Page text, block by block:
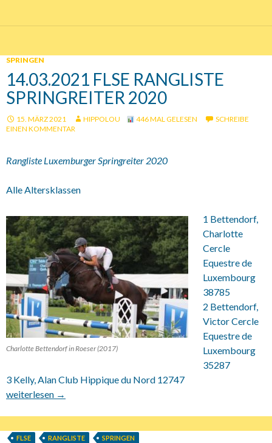
SPRINGEN
14.03.2021 FLSE RANGLISTE
SPRINGREITER 2020
15. MÄRZ 2021 HIPPOLOU 446 MAL GELESEN
SCHREIBE
EINEN KOMMENTAR
Rangliste Luxemburger Springreiter 2020
Alle Altersklassen
Charlotte Bettendorf in Roeser (2017)
1 Bettendorf,
Charlotte
Cercle
Equestre de
Luxembourg
38785
2 Bettendorf,
Victor Cercle
Equestre de
Luxembourg
35287
3 Kelly, Alan Club Hippique du Nord 12747
14.03.2021 FLSE Rangliste Springreiter 2020
weiterlesen →
FLSE RANGLISTE SPRINGEN